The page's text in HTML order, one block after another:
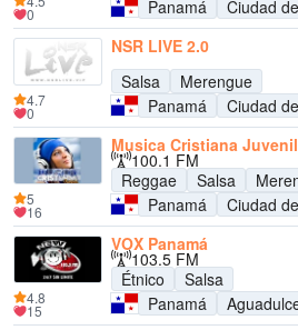
Panamá
Ciudad
0
NSR LIVE 2.0
Salsa
Merengue
Panamá
Ciudad
4.7
0
Musica Cristiana Juvenil
100.1 FM
Reggae
Salsa
Panamá
Ciudad
5
16
VOX Panamá
103.5 FM
Étnico
Salsa
Panamá
4.8
15